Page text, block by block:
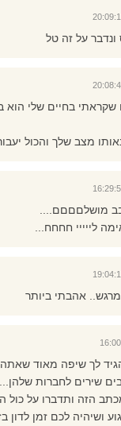
בחיים שלי הוא
מצב שלך והכול
מושלםםםם....
לייייי חחחח...
אהבתי ביותר
לך שיפה מאוד
שירים לחברות
הזה ותדברו על כול
ושיהיה לכם זמן לדון